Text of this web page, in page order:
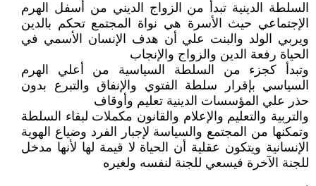
السلطة الدينية تبدأ من الزواج الديني من أسفل الهرم
الإجتماعي حيث الأسرة هي نواة المجتمع تحكم بالدين
ويربي الولد والبنت علي أن هدف الإنسان الأسمي في
الحياة رفعة الدين والزواج والإنجاب
وتبدأ كجزء من السلطة السياسية من أعلي الهرم
السياسي بإقرار سلطة الفتوي والإنفاق والتبرع بدون
حذر علي المؤسسات الدينية تعليم وأوقاف
والتربية والتعليم والإعلام والقانون مكملات لبقاء السلطة
وتمكنها من المجتمع والسياسة لإجبار الفرد وضياع الهوية
الإنسانية ويتكون عقلية أن الحياة لا قيمة لها لأنها مدخل
للجنة الآخرة فيسعي للجنة لنفسه ولغيره